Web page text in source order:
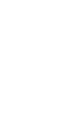
奶及含麩質之穀物